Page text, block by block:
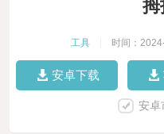
拇
工具 时间：
安卓下载
安卓